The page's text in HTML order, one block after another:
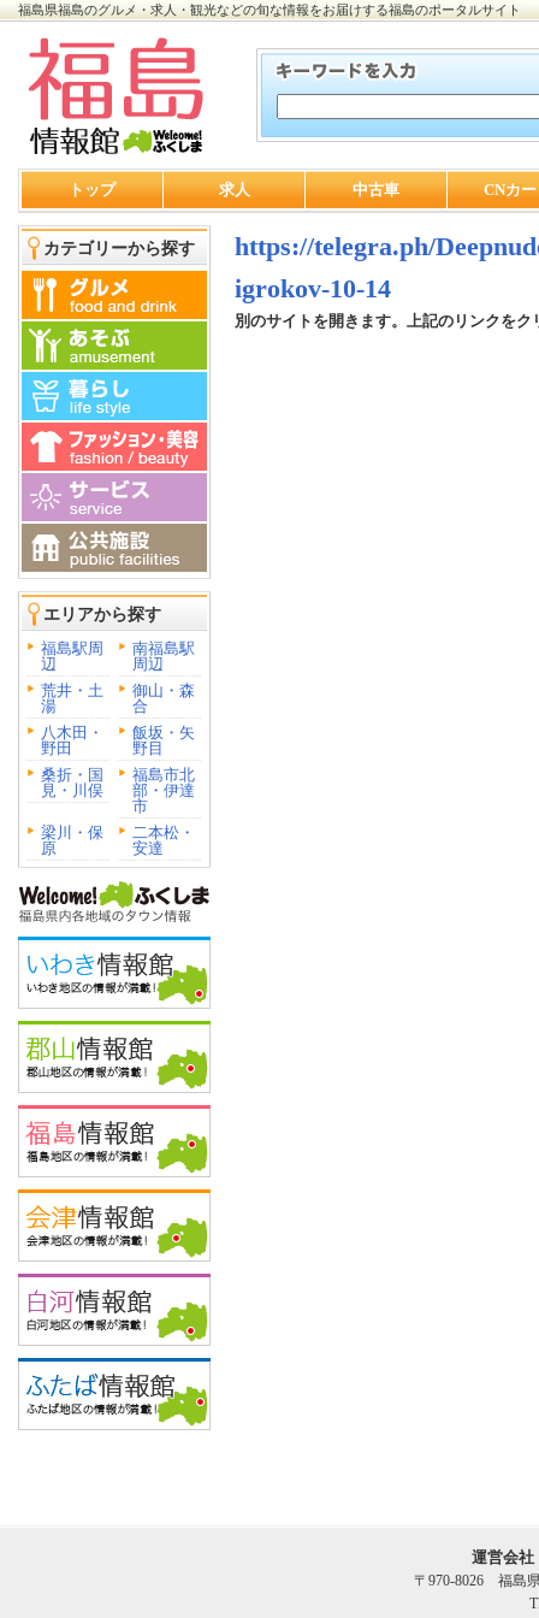
福島県福島のグルメ・求人・観光などの旬な情報をお届けする福島のポータルサイト
トップ 求人 中古車 CNカ
カテゴリーから探す
エリアから探す
福島駅周
辺
南福島駅
周辺
荒井・土
湯
御山・森
合
八木田・
野田
飯坂・矢
野目
桑折・国
見・川俣
福島市北
部・伊達
市
梁川・保
原
二本松・
安達
https://telegra.ph/
igrokov-10-14
別のサイトを開きます。上記のリンクをク
運営会
〒970-8026 福島